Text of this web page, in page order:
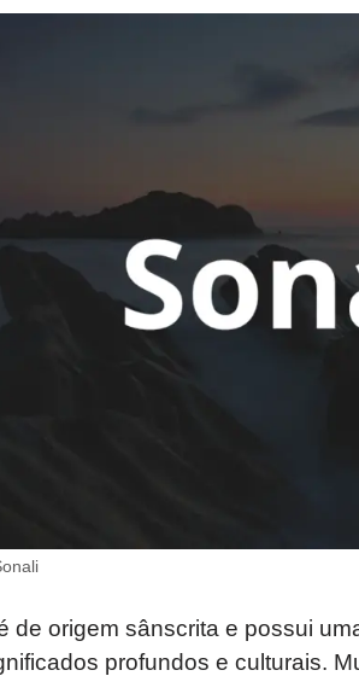
de origem sânscrita e possui
profundos e culturais.